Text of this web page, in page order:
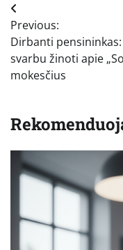
Navigacija
tarp
įrašų
Previous:
Dirbanti pensininkas:
svarbu žinoti apie
mokesčius